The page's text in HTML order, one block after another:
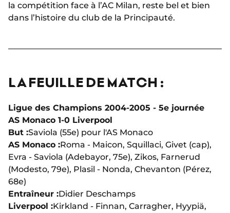
la compétition face à l’AC Milan, reste bel et bien
dans l’histoire du club de la Principauté.
LA FEUILLE DE MATCH :
Ligue des Champions 2004-2005 - 5e journée
AS Monaco 1-0 Liverpool
But :Saviola (55e) pour l'AS Monaco
AS Monaco :Roma - Maicon, Squillaci, Givet (cap),
Evra - Saviola (Adebayor, 75e), Zikos, Farnerud
(Modesto, 79e), Plasil - Nonda, Chevanton (Pérez,
68e)
Entraîneur :Didier Deschamps
Liverpool :Kirkland - Finnan, Carragher, Hyypiä,